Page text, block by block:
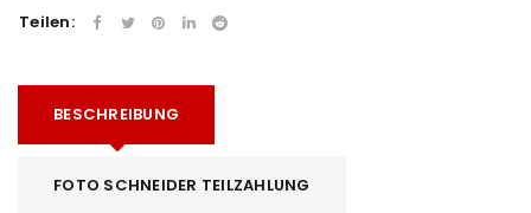
Teilen:
BESCHREIBUNG
FOTO SCHNEIDER TEILZAHLUNG